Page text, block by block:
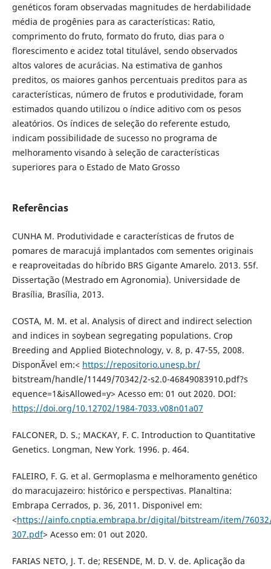
genéticos foram observadas magnitudes de herdabilidade
média de progênies para as características: Ratio,
comprimento do fruto, formato do fruto, dias para o
florescimento e acidez total titulável, sendo observados
altos valores de acurácias. Na estimativa de ganhos
preditos, os maiores ganhos percentuais preditos para as
características, número de frutos e produtividade, foram
estimados quando utilizou o índice aditivo com os pesos
aleatórios. Os índices de seleção do referente estudo,
indicam possibilidade de sucesso no programa de
melhoramento visando à seleção de características
superiores para o Estado de Mato Grosso
Referências
CUNHA M. Produtividade e características de frutos de
pomares de maracujá implantados com sementes originais
e reaproveitadas do híbrido BRS Gigante Amarelo. 2013. 55f.
Dissertação (Mestrado em Agronomia). Universidade de
Brasília, Brasília, 2013.
COSTA, M. M. et al. Analysis of direct and indirect selection
and indices in soybean segregating populations. Crop
Breeding and Applied Biotechnology, v. 8, p. 47-55, 2008.
DisponÃ­vel em:< https://repositorio.unesp.br/
bitstream/handle/11449/70342/2-s2.0-46849083910.pdf?s
equence=1&isAllowed=y> Acesso em: 01 out 2020. DOI:
https://doi.org/10.12702/1984-7033.v08n01a07
FALCONER, D. S.; MACKAY, F. C. Introduction to Quantitative
Genetics. Longman, New York. 1996. p. 464.
FALEIRO, F. G. et al. Germoplasma e melhoramento genético
do maracujazeiro: histórico e perspectivas. Planaltina:
Embrapa Cerrados, p. 36, 2011. Disponivel em:
<https://ainfo.cnptia.embrapa.br/digital/bitstream/item/
307.pdf> Acesso em: 01 out 2020.
FARIAS NETO, J. T. de; RESENDE, M. D. V. de. Aplicação da